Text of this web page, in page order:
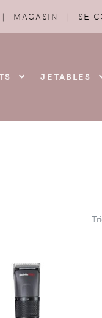
| MAGASIN | SE
JETABLES